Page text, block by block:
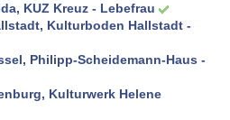
KUZ Kreuz - Lebefrau
Kulturboden Hallstadt -
Philipp-Scheidemann-Haus -
Kulturwerk Helene